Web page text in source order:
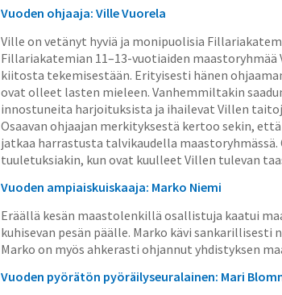
Vuoden ohjaaja: Ville Vuorela
Ville on vetänyt hyviä ja monipuolisia
Fillariakatemian 11–13-vuotiaiden maastoryhmää
kiitosta tekemisestään. Erityisesti hänen
ovat olleet lasten mieleen. Vanhemmiltakin
innostuneita harjoituksista ja ihailevat Villen
Osaavan ohjaajan merkityksestä kertoo sekin,
jatkaa harrastusta talvikaudella
tuuletuksiakin, kun ovat kuulleet Villen tulevan
Vuoden ampiaiskuiskaaja: Marko Niemi
Eräällä kesän maastolenkillä osallistuja kaatui
kuhisevan pesän päälle. Marko kävi sankarillisesti
Marko on myös ahkerasti ohjannut yhdistyksen
Vuoden pyörätön pyöräilyseuralainen: Mari